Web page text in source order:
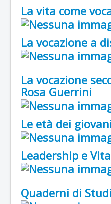
La vita come
La vocazione a
La vocazione
Rosa Guerrini
Le età dei
Leadership e
Quaderni di